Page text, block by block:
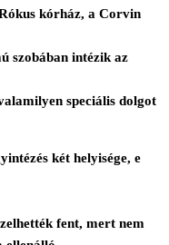
kórház, a Corvin
szobában intézik az
speciális dolgot
két helyisége, e
fent, mert nem